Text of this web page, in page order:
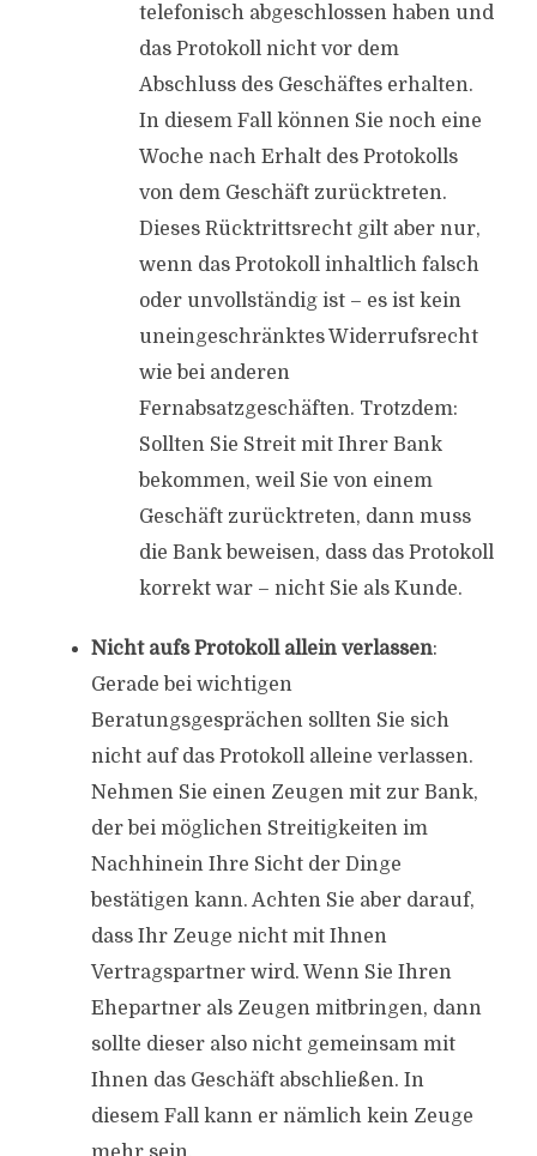
telefonisch abgeschlossen haben und
das Protokoll nicht vor dem
Abschluss des Geschäftes erhalten.
In diesem Fall können Sie noch eine
Woche nach Erhalt des Protokolls
von dem Geschäft zurücktreten.
Dieses Rücktrittsrecht gilt aber nur,
wenn das Protokoll inhaltlich falsch
oder unvollständig ist – es ist kein
uneingeschränktes Widerrufsrecht
wie bei anderen
Fernabsatzgeschäften. Trotzdem:
Sollten Sie Streit mit Ihrer Bank
bekommen, weil Sie von einem
Geschäft zurücktreten, dann muss
die Bank beweisen, dass das Protokoll
korrekt war – nicht Sie als Kunde.
Nicht aufs Protokoll allein verlassen:
Gerade bei wichtigen
Beratungsgesprächen sollten Sie sich
nicht auf das Protokoll alleine verlassen.
Nehmen Sie einen Zeugen mit zur Bank,
der bei möglichen Streitigkeiten im
Nachhinein Ihre Sicht der Dinge
bestätigen kann. Achten Sie aber darauf,
dass Ihr Zeuge nicht mit Ihnen
Vertragspartner wird. Wenn Sie Ihren
Ehepartner als Zeugen mitbringen, dann
sollte dieser also nicht gemeinsam mit
Ihnen das Geschäft abschließen. In
diesem Fall kann er nämlich kein Zeuge